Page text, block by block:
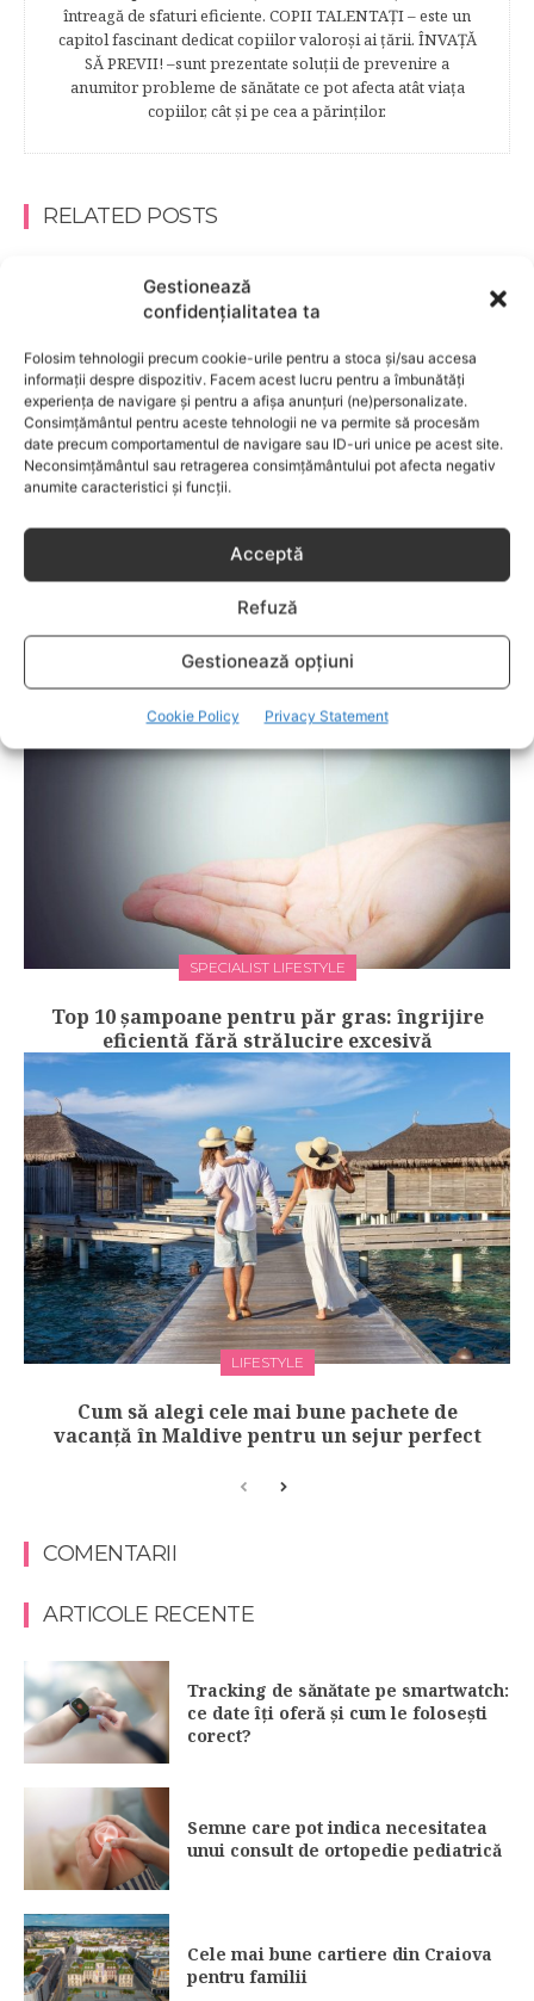
Gestionează
confidențialitatea ta
Folosim tehnologii precum cookie-urile pentru a stoca și/sau accesa
informații despre dispozitiv. Facem acest lucru pentru a îmbunătăți
experiența de navigare și pentru a afișa anunțuri (ne)personalizate.
Consimțământul pentru aceste tehnologii ne va permite să procesăm
date precum comportamentul de navigare sau ID-uri unice pe acest site.
Neconsimțământul sau retragerea consimțământului pot afecta negativ
anumite caracteristici și funcții.
Acceptă
Refuză
Gestionează opțiuni
Cookie Policy Privacy Statement
întreagă de sfaturi eficiente. COPII TALENTAŢI – este un
capitol fascinant dedicat copiilor valoroși ai țării. ÎNVAŢĂ
SĂ PREVII! –sunt prezentate soluţii de prevenire a
anumitor probleme de sănătate ce pot afecta atât viaţa
copiilor, cât şi pe cea a părinţilor.
RELATED POSTS
Îngrijirea pielii începe cu alegerea cremei
potrivite
SPECIALIST LIFESTYLE
Top 10 șampoane pentru păr gras: îngrijire
eficientă fără strălucire excesivă
LIFESTYLE
Cum să alegi cele mai bune pachete de
vacanță în Maldive pentru un sejur perfect
COMENTARII
ARTICOLE RECENTE
Tracking de sănătate pe smartwatch:
ce date îți oferă și cum le folosești
corect?
Semne care pot indica necesitatea
unui consult de ortopedie pediatrică
Cele mai bune cartiere din Craiova
pentru familii